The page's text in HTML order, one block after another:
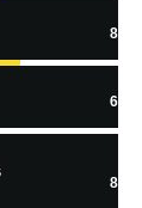
8
6
8